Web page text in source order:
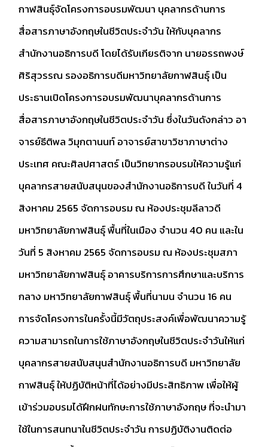
กาฬสินธุ์จัดโครงการอบรมพัฒนา บุคลากรด้านการ
สื่อสารภาษาอังกฤษในชีวิตประจําวัน ให้กับบุคลากร
สำนักงานอธิการบดี โดยได้รับเกียรติจาก นายอรรถพงษ์
ศิริสุวรรณ รองอธิการบดีมหาวิทยาลัยกาฬสินธุ์ เป็น
ประธานเปิดโครงการอบรมพัฒนาบุคลากรด้านการ
สื่อสารภาษาอังกฤษในชีวิตประจําวัน ซึ่งในวันดังกล่าว อา
จารย์ธีติพล วิมุกตานนท์ อาจารย์สาขาวิชาภาษาต่าง
ประเทศ คณะศิลปศาสตร์ เป็นวิทยากรอบรมให้ความรู้แก่
บุคลากรสายสนับสนุนของสำนักงานอธิการบดี ในวันที่ 4
สิงหาคม 2565 จัดการอบรม ณ ห้องประชุมลีลาวดี
มหาวิทยาลัยกาฬสินธุ์ พื้นที่ในเมือง จำนวน 40 คน และใน
วันที่ 5 สิงหาคม 2565 จัดการอบรม ณ ห้องประชุมสภา
มหาวิทยาลัยกาฬสินธุ์ อาคารบริการการศึกษาและบริการ
กลาง มหาวิทยาลัยกาฬสินธุ์ พื้นที่นามน จำนวน 16 คน
การจัดโครงการในครั้งนี้มีวัตถุประสงค์เพื่อพัฒนาความรู้
ความสามารถในการใช้ภาษาอังกฤษในชีวิตประจำวันให้แก่
บุคลากรสายสนับสนุนสำนักงานอธิการบดี มหาวิทยาลัย
กาฬสินธุ์ ให้ปฏิบัติหน้าที่ได้อย่างมีประสิทธิภาพ เพื่อให้ผู้
เข้าร่วมอบรมได้ฝึกฝนทักษะการใช้ภาษาอังกฤษ ที่จะนำมา
ใช้ในการสนทนาในชีวิตประจำวัน การปฏิบัติงานติดต่อ